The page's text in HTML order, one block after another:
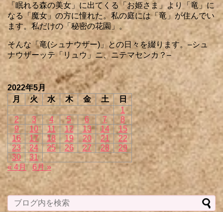
「眠れる森の美女」に出てくる「お姫さま」より「竜」に
なる「魔女」の方に憧れた。私の庭には「竜」が住んでい
ます。私だけの「秘密の花園」。
そんな「竜(シュナウザー)」との日々を綴ります。–シュ
ナウザーッテ「リュウ」ニ、ニテマセンカ？–
2022年5月
月
火 水 木 金 土
日
1
2
3 4 5 6 7
8
9
10 11 12 13 14
15
16
17 18 19 20 21
22
23
24 25 26 27 28
29
30
31
« 4月
6月 »